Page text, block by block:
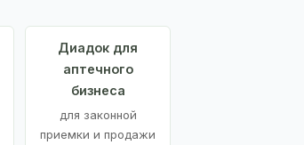
Диадок для
аптечного
бизнеса
для законной
приемки и продажи